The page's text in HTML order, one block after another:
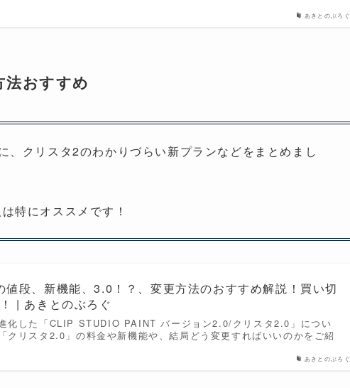
あきとのぶろぐ
おすすめ
、クリスタ2のわかりづらい新プランなどをまとめまし
特にオススメです！
あきとのぶろぐ
値段、新機能、3.0！？、変更方法のおすすめ解説！買い切
| あきとのぶろぐ
化した「CLIP STUDIO PAINT バージョン2.0/クリスタ2.0」につい
クリスタ2.0」の料金や新機能や、結局どう変更すればいいのかをご紹